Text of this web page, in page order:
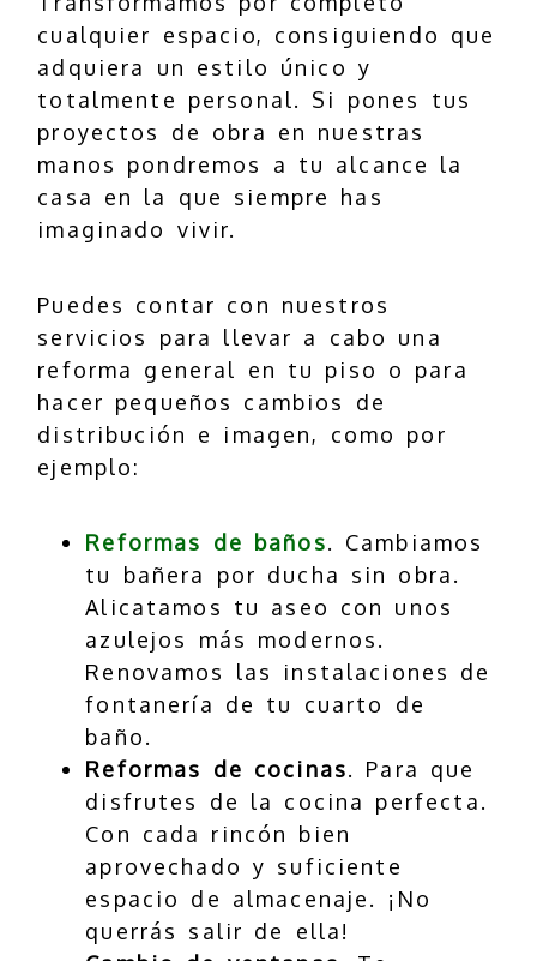
cualquier espacio, consiguiendo que
adquiera un estilo único y
totalmente personal. Si pones tus
proyectos de obra en nuestras
manos pondremos a tu alcance la
casa en la que siempre has
imaginado vivir.
Puedes contar con nuestros
servicios para llevar a cabo una
reforma general en tu piso o para
hacer pequeños cambios de
distribución e imagen, como por
ejemplo:
Reformas de baños. Cambiamos
tu bañera por ducha sin obra.
Alicatamos tu aseo con unos
azulejos más modernos.
Renovamos las instalaciones de
fontanería de tu cuarto de
baño.
Reformas de cocinas. Para que
disfrutes de la cocina perfecta.
Con cada rincón bien
aprovechado y suficiente
espacio de almacenaje. ¡No
querrás salir de ella!